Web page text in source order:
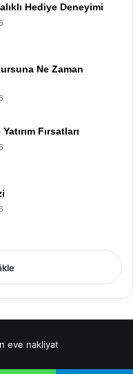
Hediye Deneyimi
Ne Zaman
Fırsatları
eve nakliyat